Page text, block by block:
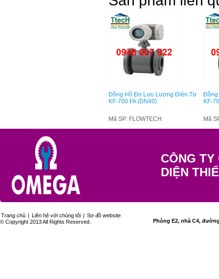
Đồng Hồ Đo Lưu Lượng Điện Từ
KF-700 FA (DN40)
Mã SP: FLOWTECH
Đồng
KF-
Mã
CÔNG
DIỆN
Trang chủ | Liên hệ với chúng tôi | Sơ đồ website
© Copyright 2013 All Rights Reserved.
Phòng E2, nhà C4,